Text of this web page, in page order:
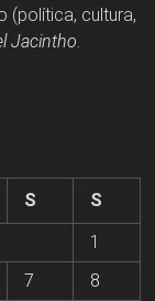
(política, cultura,
Jacintho
S
S
1
7 8